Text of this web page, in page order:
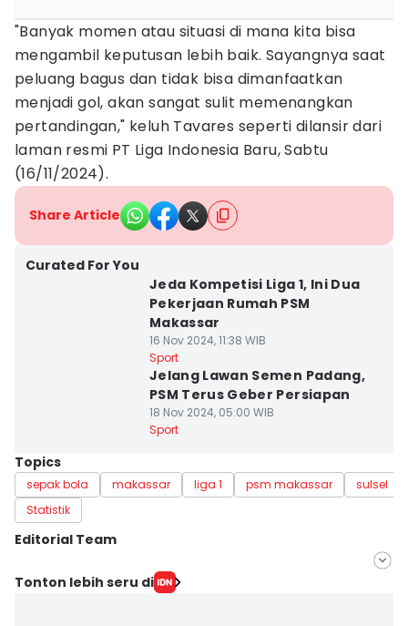
"Banyak momen atau situasi di mana kita bisa
mengambil keputusan lebih baik. Sayangnya saat
peluang bagus dan tidak bisa dimanfaatkan
menjadi gol, akan sangat sulit memenangkan
pertandingan," keluh Tavares seperti dilansir dari
laman resmi PT Liga Indonesia Baru, Sabtu
(16/11/2024).
Share Article
Curated For You
Jeda Kompetisi Liga 1, Ini Dua
Pekerjaan Rumah PSM
Makassar
16 Nov 2024, 11:38 WIB
Sport
Jelang Lawan Semen Padang,
PSM Terus Geber Persiapan
18 Nov 2024, 05:00 WIB
Sport
Topics
sepak bola makassar liga 1 psm makassar
sulsel
Statistik
Editorial Team
Editor
Tonton lebih seru di